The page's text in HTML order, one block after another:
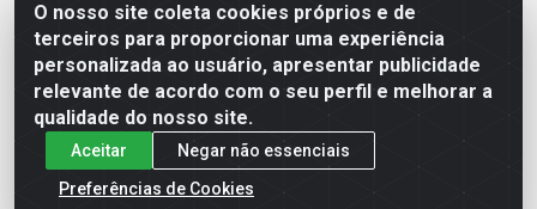
O nosso site coleta cookies próprios e de
terceiros para proporcionar uma experiência
personalizada ao usuário, apresentar publicidade
relevante de acordo com o seu perfil e melhorar a
qualidade do nosso site.
Aceitar
Negar não essenciais
Preferências de Cookies
Linhavix Distribuidora LTDA - Avenida Alegre, 2521 -
Quadra314 Lote 05 e 07 - Shell, Linhares/ES - CEP 29.901-605
- CNPJ 20.857.514/0001-75